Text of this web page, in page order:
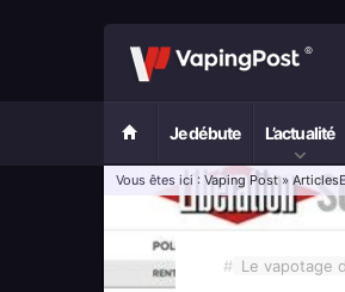
Je débute L’actualité
Vous êtes ici : Vaping Post» Articles
# Le vapotage